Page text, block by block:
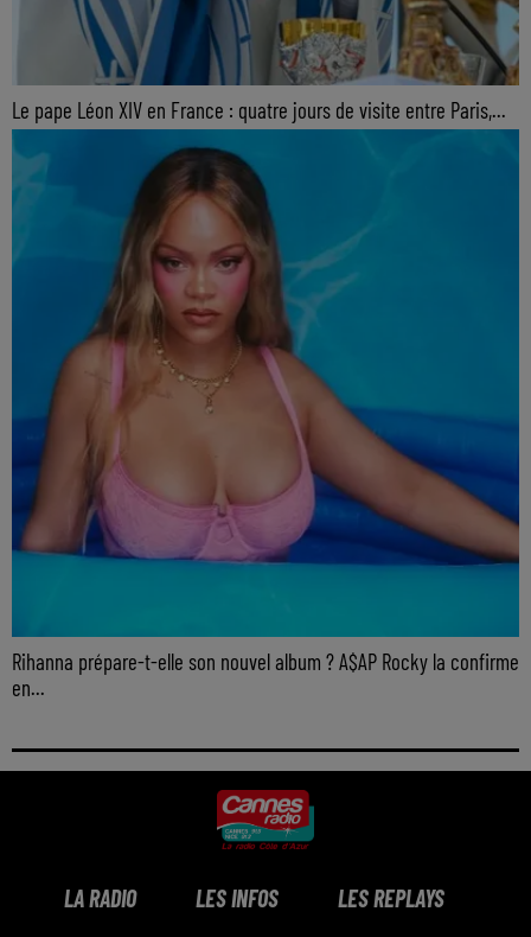
Le pape Léon XIV en France : quatre jours de visite entre Paris,...
Rihanna prépare-t-elle son nouvel album ? A$AP Rocky la confirme
en...
LA RADIO LES INFOS LES REPLAYS